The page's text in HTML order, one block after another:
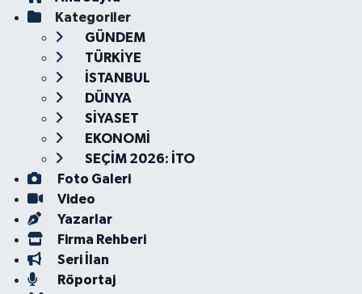
Kategoriler
GÜNDEM
TÜRKİYE
İSTANBUL
DÜNYA
SİYASET
EKONOMİ
SEÇİM 2026: İTO
Foto Galeri
Video
Yazarlar
Firma Rehberi
Seri İlan
Röportaj